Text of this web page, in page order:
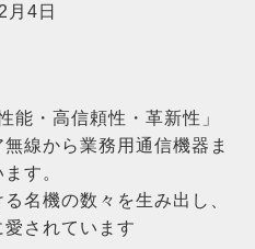
月4日
能・高信頼性・革新性」
線から業務用通信機器ま
す。
名機の数々を生み出し、
されています